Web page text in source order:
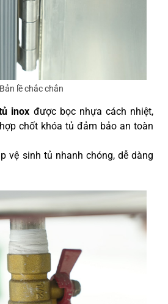
Bản lề chắc chắn
inox được bọc nhựa cách nhiệt,
chốt khóa tủ đảm bảo an toàn
vệ sinh tủ nhanh chóng, dễ dàng